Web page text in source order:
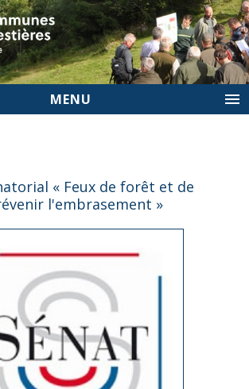
MENU
« Feux de forêt et de
l'embrasement »